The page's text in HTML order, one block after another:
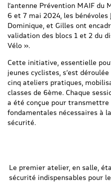
l’antenne Prévention MAIF du
6 et 7 mai 2024, les bénévoles
Dominique, et Gilles ont
validation des blocs 1 et 2 du
Vélo ».
Cette initiative, essentielle
jeunes cyclistes, s’est
cinq ateliers pratiques,
classes de 6ème. Chaque
a été conçue pour transmettre
fondamentales nécessaires à
sécurité.
Le premier atelier, en salle,
sécurité indispensables pour